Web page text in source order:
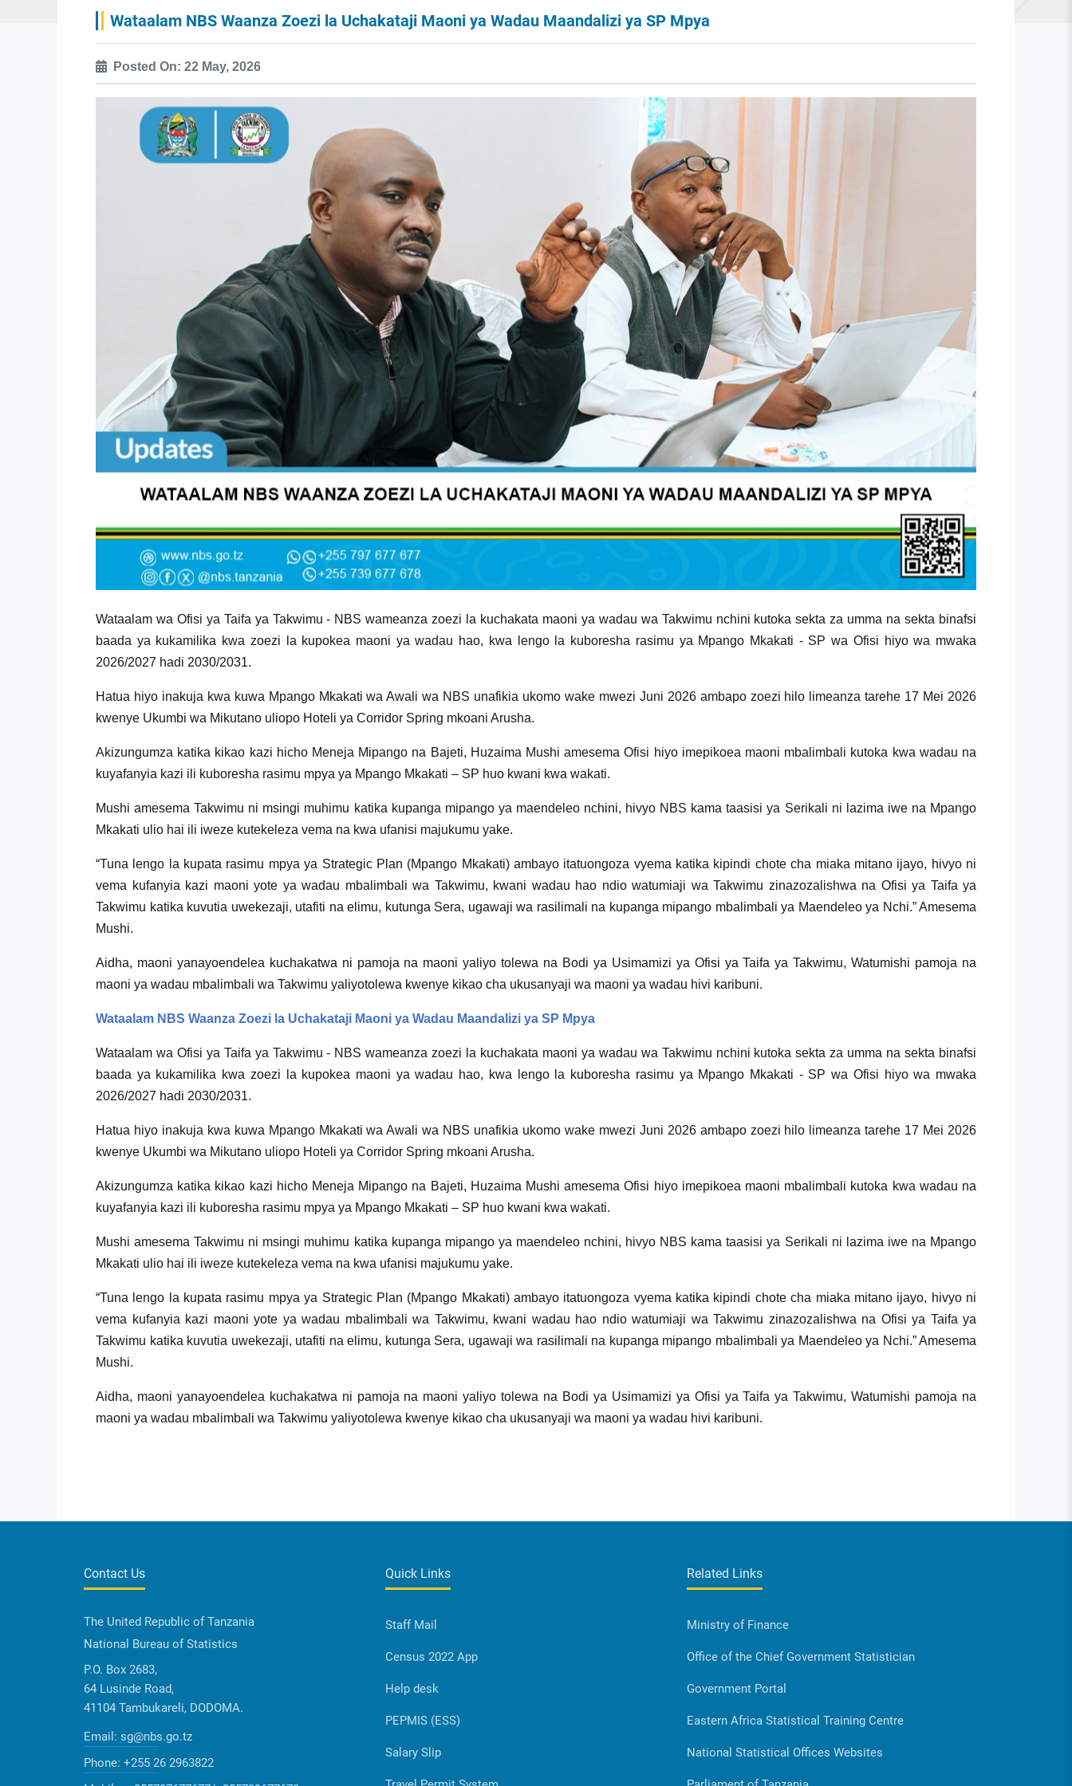
Wataalam NBS Waanza Zoezi la Uchakataji Maoni ya Wadau Maandalizi ya SP Mpya
Posted On: 22 May, 2026
Wataalam wa Ofisi ya Taifa ya Takwimu - NBS wameanza zoezi la kuchakata maoni ya wadau wa Takwimu nchini kutoka sekta za umma na sekta binafsi
baada ya kukamilika kwa zoezi la kupokea maoni ya wadau hao, kwa lengo la kuboresha rasimu ya Mpango Mkakati - SP wa Ofisi hiyo wa mwaka
2026/2027 hadi 2030/2031.
Hatua hiyo inakuja kwa kuwa Mpango Mkakati wa Awali wa NBS unafikia ukomo wake mwezi Juni 2026 ambapo zoezi hilo limeanza tarehe 17 Mei 2026
kwenye Ukumbi wa Mikutano uliopo Hoteli ya Corridor Spring mkoani Arusha.
Akizungumza katika kikao kazi hicho Meneja Mipango na Bajeti, Huzaima Mushi amesema Ofisi hiyo imepikoea maoni mbalimbali kutoka kwa wadau na
kuyafanyia kazi ili kuboresha rasimu mpya ya Mpango Mkakati – SP huo kwani kwa wakati.
Mushi amesema Takwimu ni msingi muhimu katika kupanga mipango ya maendeleo nchini, hivyo NBS kama taasisi ya Serikali ni lazima iwe na Mpango
Mkakati ulio hai ili iweze kutekeleza vema na kwa ufanisi majukumu yake.
“Tuna lengo la kupata rasimu mpya ya Strategic Plan (Mpango Mkakati) ambayo itatuongoza vyema katika kipindi chote cha miaka mitano ijayo, hivyo ni
vema kufanyia kazi maoni yote ya wadau mbalimbali wa Takwimu, kwani wadau hao ndio watumiaji wa Takwimu zinazozalishwa na Ofisi ya Taifa ya
Takwimu katika kuvutia uwekezaji, utafiti na elimu, kutunga Sera, ugawaji wa rasilimali na kupanga mipango mbalimbali ya Maendeleo ya Nchi.” Amesema
Mushi.
Aidha, maoni yanayoendelea kuchakatwa ni pamoja na maoni yaliyo tolewa na Bodi ya Usimamizi ya Ofisi ya Taifa ya Takwimu, Watumishi pamoja na
maoni ya wadau mbalimbali wa Takwimu yaliyotolewa kwenye kikao cha ukusanyaji wa maoni ya wadau hivi karibuni.
Wataalam NBS Waanza Zoezi la Uchakataji Maoni ya Wadau Maandalizi ya SP Mpya
Wataalam wa Ofisi ya Taifa ya Takwimu - NBS wameanza zoezi la kuchakata maoni ya wadau wa Takwimu nchini kutoka sekta za umma na sekta binafsi
baada ya kukamilika kwa zoezi la kupokea maoni ya wadau hao, kwa lengo la kuboresha rasimu ya Mpango Mkakati - SP wa Ofisi hiyo wa mwaka
2026/2027 hadi 2030/2031.
Hatua hiyo inakuja kwa kuwa Mpango Mkakati wa Awali wa NBS unafikia ukomo wake mwezi Juni 2026 ambapo zoezi hilo limeanza tarehe 17 Mei 2026
kwenye Ukumbi wa Mikutano uliopo Hoteli ya Corridor Spring mkoani Arusha.
Akizungumza katika kikao kazi hicho Meneja Mipango na Bajeti, Huzaima Mushi amesema Ofisi hiyo imepikoea maoni mbalimbali kutoka kwa wadau na
kuyafanyia kazi ili kuboresha rasimu mpya ya Mpango Mkakati – SP huo kwani kwa wakati.
Mushi amesema Takwimu ni msingi muhimu katika kupanga mipango ya maendeleo nchini, hivyo NBS kama taasisi ya Serikali ni lazima iwe na Mpango
Mkakati ulio hai ili iweze kutekeleza vema na kwa ufanisi majukumu yake.
“Tuna lengo la kupata rasimu mpya ya Strategic Plan (Mpango Mkakati) ambayo itatuongoza vyema katika kipindi chote cha miaka mitano ijayo, hivyo ni
vema kufanyia kazi maoni yote ya wadau mbalimbali wa Takwimu, kwani wadau hao ndio watumiaji wa Takwimu zinazozalishwa na Ofisi ya Taifa ya
Takwimu katika kuvutia uwekezaji, utafiti na elimu, kutunga Sera, ugawaji wa rasilimali na kupanga mipango mbalimbali ya Maendeleo ya Nchi.” Amesema
Mushi.
Aidha, maoni yanayoendelea kuchakatwa ni pamoja na maoni yaliyo tolewa na Bodi ya Usimamizi ya Ofisi ya Taifa ya Takwimu, Watumishi pamoja na
maoni ya wadau mbalimbali wa Takwimu yaliyotolewa kwenye kikao cha ukusanyaji wa maoni ya wadau hivi karibuni.
Contact Us
The United Republic of Tanzania
National Bureau of Statistics
P.O. Box 2683,
64 Lusinde Road,
41104 Tambukareli, DODOMA.
Email: sg@nbs.go.tz
Phone: +255 26 2963822
Quick Links
Staff Mail
Census 2022 App
Help desk
PEPMIS (ESS)
Salary Slip
Related Links
Ministry of Finance
Office of the Chief Government Statistician
Government Portal
Eastern Africa Statistical Training Centre
National Statistical Offices Websites